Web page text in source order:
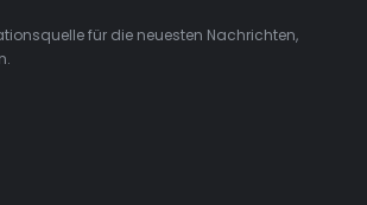
für die neuesten Nachrichten,